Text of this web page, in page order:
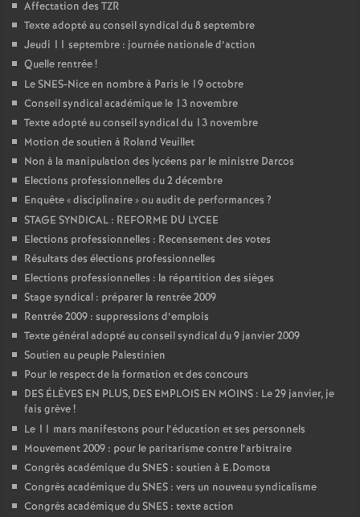
Affectation des TZR
Texte adopté au conseil syndical du 8 septembre
Jeudi 11 septembre : journée nationale d’action
Quelle rentrée!
Le SNES-Nice en nombre à Paris le 19 octobre
Conseil syndical académique le 13 novembre
Texte adopté au conseil syndical du 13 novembre
Motion de soutien à Roland Veuillet
Non à la manipulation des lycéens par le ministre Darcos
Elections professionnelles du 2 décembre
Enquête «disciplinaire» ou audit de performances ?
STAGE SYNDICAL : REFORME DU LYCEE
Elections professionnelles : Recensement des votes
Résultats des élections professionnelles
Elections professionnelles : la répartition des sièges
Stage syndical : préparer la rentrée 2009
Rentrée 2009 : suppressions d’emplois
Texte général adopté au conseil syndical du 9 janvier 2009
Soutien au peuple Palestinien
Pour le respect de la formation et des concours
DES ÉLÈVES EN PLUS, DES EMPLOIS EN MOINS : Le 29 janvier, je
fais grève!
Le 11 mars manifestons pour l’éducation et ses personnels
Mouvement 2009 : pour le paritarisme contre l’arbitraire
Congrès académique du SNES : soutien à E.Domota
Congrès académique du SNES : vers un nouveau syndicalisme
Congrès académique du SNES : texte action